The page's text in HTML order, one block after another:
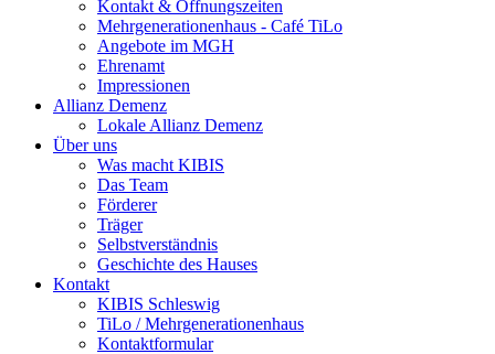
Kontakt & Öffnungszeiten
Mehrgenerationenhaus - Café TiLo
Angebote im MGH
Ehrenamt
Impressionen
Allianz Demenz
Lokale Allianz Demenz
Über uns
Was macht KIBIS
Das Team
Förderer
Träger
Selbstverständnis
Geschichte des Hauses
Kontakt
KIBIS Schleswig
TiLo / Mehrgenerationenhaus
Kontaktformular